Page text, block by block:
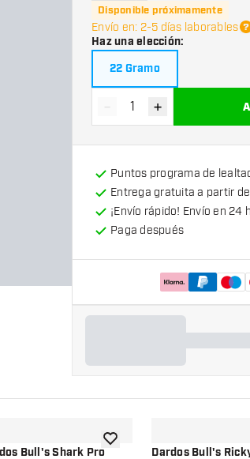
Disponible próximamente
Envío en: 2-5 días laborables
Haz una elección:
22 Gramo
Disminuir cantidad
- Aumentar
+
Puntos programa de
Entrega gratuita a partir
¡Envío rápido! Envío en 24
Paga después
de deseos
Bull's Shark Proañadir a la lista de deseos
Dardos Bull's